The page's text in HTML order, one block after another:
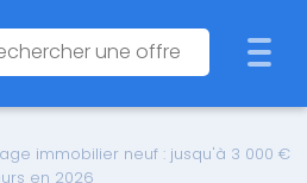
immobilier neuf : jusqu'à 3 000 €
en 2026